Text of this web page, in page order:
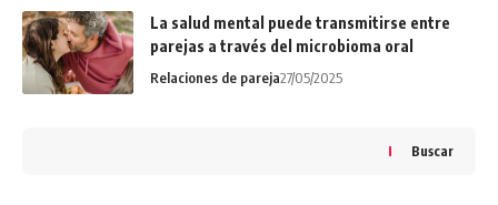
La salud mental puede transmitirse entre
parejas a través del microbioma oral
Relaciones de pareja27/05/2025
Buscar